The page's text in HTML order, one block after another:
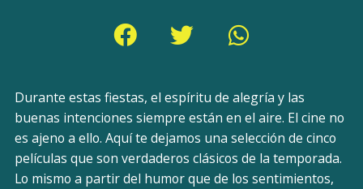
Durante estas fiestas, el espíritu de alegría y las
buenas intenciones siempre están en el aire. El cine no
es ajeno a ello. Aquí te dejamos una selección de cinco
películas que son verdaderos clásicos de la temporada.
Lo mismo a partir del humor que de los sentimientos,